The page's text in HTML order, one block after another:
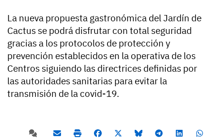
La nueva propuesta gastronómica del Jardín de
Cactus se podrá disfrutar con total seguridad
gracias a los protocolos de protección y
prevención establecidos en la operativa de los
Centros siguiendo las directrices definidas por
las autoridades sanitarias para evitar la
transmisión de la covid-19.